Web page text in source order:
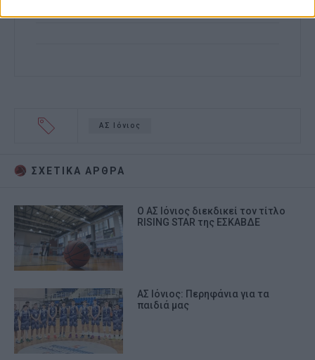
ΑΣ Ιόνιος
ΣΧΕΤΙΚA AΡΘΡΑ
Ο ΑΣ Ιόνιος διεκδικεί τον τίτλο
RISING STAR της ΕΣΚΑΒΔΕ
ΑΣ Ιόνιος: Περηφάνια για τα
παιδιά μας